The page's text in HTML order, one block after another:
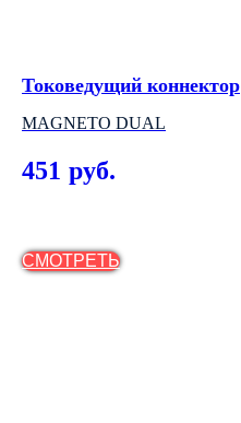
Токоведущий коннектор
MAGNETO DUAL
451 руб.
СМОТРЕТЬ